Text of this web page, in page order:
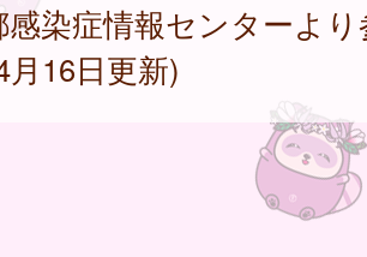
感染症情報センターよ
月16日更新)